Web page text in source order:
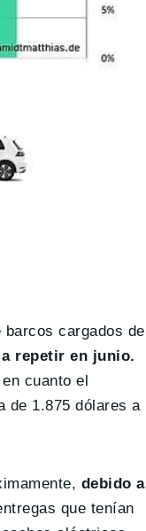
barcos cargados de
repetir en junio.
cuanto el
de 1.875 dólares a
debido a
que tenían